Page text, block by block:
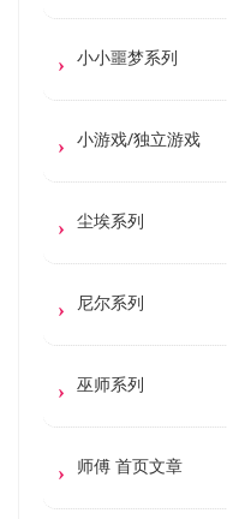
小小噩梦系列
小游戏/独立游戏
尘埃系列
尼尔系列
巫师系列
师傅 首页文章